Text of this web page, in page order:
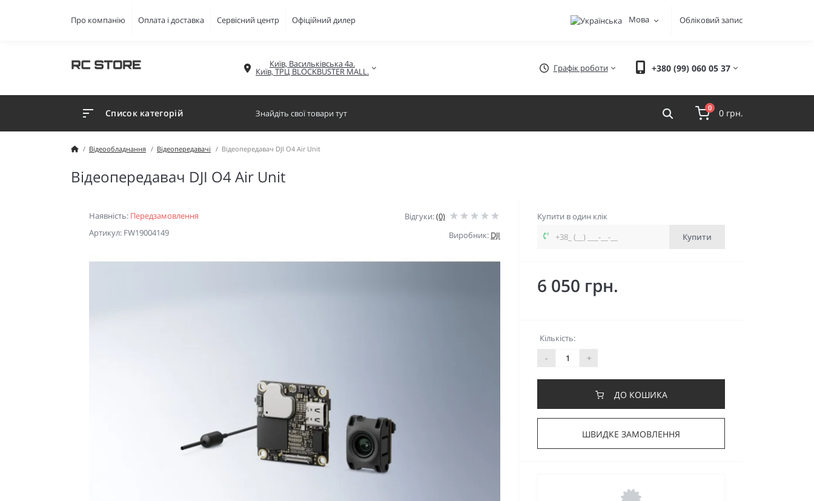
Про компанію Оплата і доставка Сервісний центр Офіційний дилер Мова Обліковий запис
Київ, Васильківська 4а.
Київ, ТРЦ BLOCKBUSTER MALL. Графік роботи +380 (99) 060 05 37
Список категорій 0 0 грн.
Відеообладнання Відеопередавачі Відеопередавач DJI O4 Air Unit
Відеопередавач DJI O4 Air Unit
Наявність: Передзамовлення
Артикул: FW19004149
Відгуки:(0)
Виробник: DJI
Купити в один клік
Купити
6 050 грн.
Кількість:
-
+
ДО КОШИКА
ШВИДКЕ ЗАМОВЛЕННЯ